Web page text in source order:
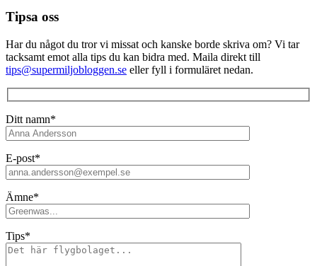
Tipsa oss
Har du något du tror vi missat och kanske borde skriva om? Vi tar
tacksamt emot alla tips du kan bidra med. Maila direkt till
tips@supermiljobloggen.se eller fyll i formuläret nedan.
Ditt namn*
E-post*
Ämne*
Tips*